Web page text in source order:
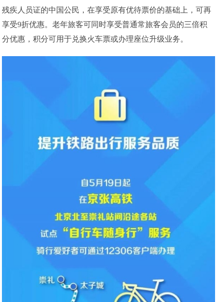
残疾人员证的中国公民，在享受原有优待票价的基础上，可再
享受9折优惠。老年旅客可同时享受普通常旅客会员的三倍积
分优惠，积分可用于兑换火车票或办理座位升级业务。